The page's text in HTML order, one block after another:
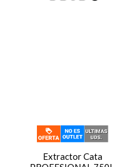
Extractor Cata